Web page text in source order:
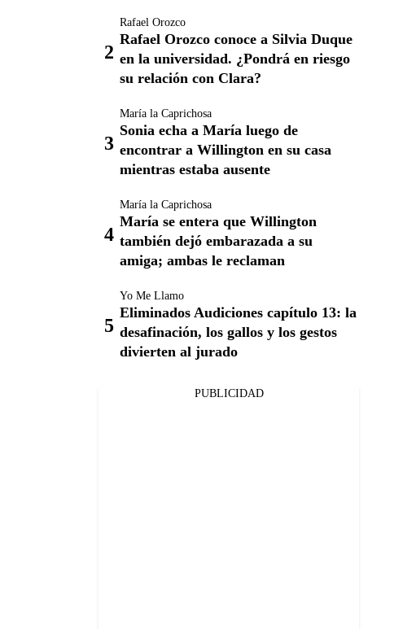
Rafael Orozco
Rafael Orozco conoce a Silvia Duque
en la universidad. ¿Pondrá en riesgo
su relación con Clara?
María la Caprichosa
Sonia echa a María luego de
encontrar a Willington en su casa
mientras estaba ausente
María la Caprichosa
María se entera que Willington
también dejó embarazada a su
amiga; ambas le reclaman
Yo Me Llamo
Eliminados Audiciones capítulo 13: la
desafinación, los gallos y los gestos
divierten al jurado
PUBLICIDAD